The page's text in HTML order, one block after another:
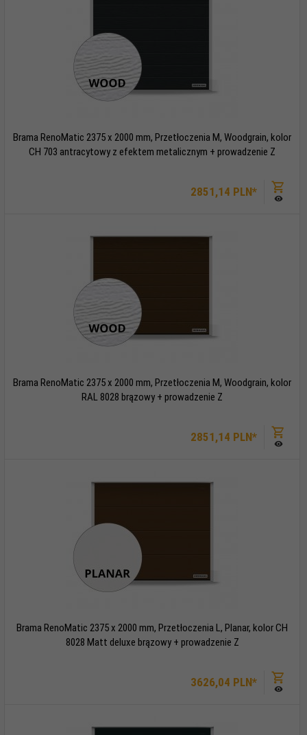
2851,14 PLN*
Brama RenoMatic 2375 x 2000 mm, Przetłoczenia M, Woodgrain, kolor
CH 703 antracytowy z efektem metalicznym + prowadzenie Z
2851,14 PLN*
Brama RenoMatic 2375 x 2000 mm, Przetłoczenia M, Woodgrain, kolor
RAL 8028 brązowy + prowadzenie Z
3626,04 PLN*
Brama RenoMatic 2375 x 2000 mm, Przetłoczenia L, Planar, kolor CH
8028 Matt deluxe brązowy + prowadzenie Z